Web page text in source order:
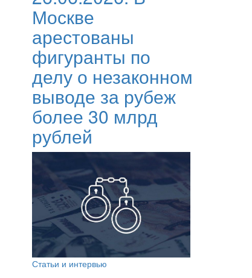
Москве
арестованы
фигуранты по
делу о незаконном
выводе за рубеж
более 30 млрд
рублей
Статьи и интервью